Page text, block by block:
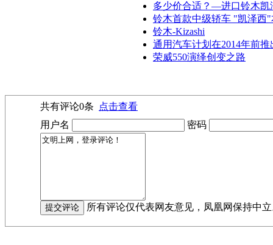
多少价合适？—进口铃木凯
铃木首款中级轿车 "凯泽西
铃木-Kizashi
通用汽车计划在2014年前推
荣威550演绎创变之路
共有评论0条
点击查看
用户名
密码
所有评论仅代表网友意见，凤凰网保持中